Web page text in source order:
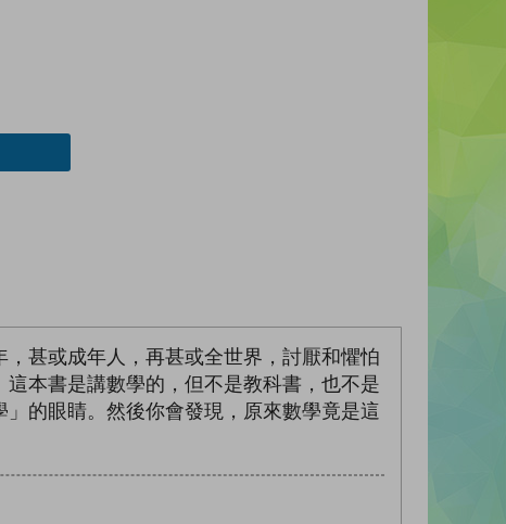
甚或成年人，再甚或全世界，討厭和懼怕
本書是講數學的，但不是教科書，也不是
的眼睛。然後你會發現，原來數學竟是這